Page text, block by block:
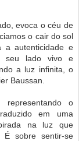
evoca o céu de
o cair do sol
a autenticidade e
seu lado vivo e
a luz infinita, o
Baussan.
representando o
em uma
na luz que
É sobre sentir-se